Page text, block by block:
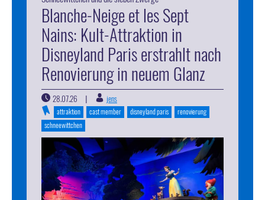
Blanche-Neige et les Sept
Nains: Kult-Attraktion in
Disneyland Paris erstrahlt nach
Renovierung in neuem Glanz
28.07.26 | jens
attraktion cast member disneyland paris
renovierung
schneewittchen